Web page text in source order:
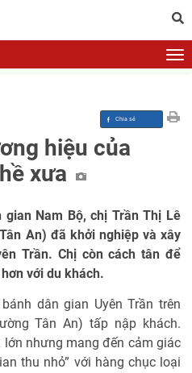
hiệu của
xưa
Nam Bộ, chị Trần Thị Lê
An) đã khởi nghiệp và xây
Trần. Chị còn cách tân để
với du khách.
dân gian Uyên Trần trên
Tân An) tấp nập khách.
nhưng mang đến cảm giác
thu nhỏ” với hàng chục loại